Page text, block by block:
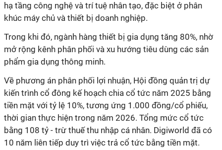
hạ tầng công nghệ và trí tuệ nhân tạo, đặc biệt ở phân
khúc máy chủ và thiết bị doanh nghiệp.
Trong khi đó, ngành hàng thiết bị gia dụng tăng 80%, nhờ
mở rộng kênh phân phối và xu hướng tiêu dùng các sản
phẩm gia dụng thông minh.
Về phương án phân phối lợi nhuận, Hội đồng quản trị dự
kiến trình cổ đông kế hoạch chia cổ tức năm 2025 bằng
tiền mặt với tỷ lệ 10%, tương ứng 1.000 đồng/cổ phiếu,
thời gian thực hiện trong năm 2026. Tổng mức cổ tức
bằng 108 tỷ - trừ thuế thu nhập cá nhân. Digiworld đã có
10 năm liên tiếp duy trì việc trả cổ tức bằng tiền mặt.